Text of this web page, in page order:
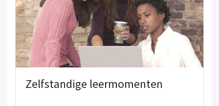
Zelfstandige leermomenten